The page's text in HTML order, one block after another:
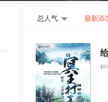
总人气 最新添
杯